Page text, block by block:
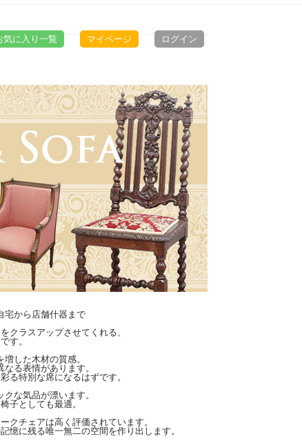
気に入り一覧 マイページ ログイン
宅から店舗什器まで
クラスアップさせてくれる、
す。
した木材の質感。
る表情があります。
る特別な席になるはずです。
な気品が漂います。
子としても最適。
クチェアは高く評価されています。
憶に残る唯一無二の空間を作り出します。